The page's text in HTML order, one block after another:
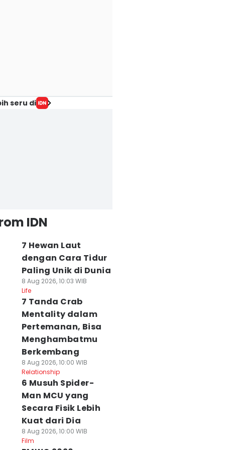
seru di
IDN
7 Hewan Laut
dengan Cara Tidur
Paling Unik di Dunia
8 Aug 2026, 10:03 WIB
Life
7 Tanda Crab
Mentality dalam
Pertemanan, Bisa
Menghambatmu
Berkembang
8 Aug 2026, 10:00 WIB
Relationship
6 Musuh Spider-
Man MCU yang
Secara Fisik Lebih
Kuat dari Dia
8 Aug 2026, 10:00 WIB
Film